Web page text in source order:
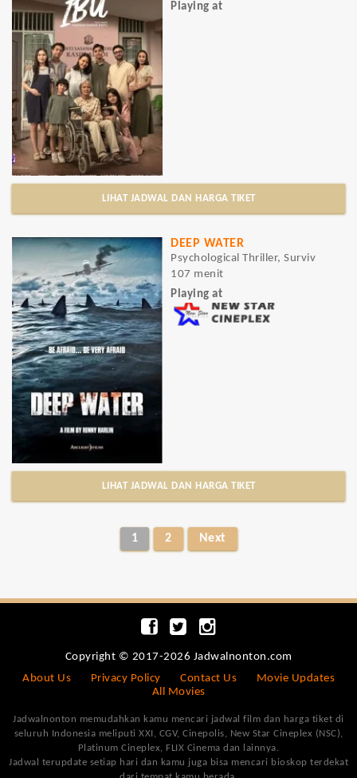
Playing at
LIHAT JADWAL DAN HARGA TIKET
DEEP WATER
Psychological Thriller, Surviv
107 menit
Playing at
LIHAT JADWAL DAN HARGA TIKET
1 2 Next
Copyright © 2017-2026 Jadwalnonton.com
About Us
Privacy Policy Contact Us
Movie Updates
All Movies
Jadwalnonton memudahkan kamu mencari jadwal film dan harga tiket di
seluruh Indonesia meliputi XXI, CGV, Cinepolis, New Star Cineplex (NSC),
Platinum Cineplex, FLIX Cinema dan lainnya.
Jadwal terupdate setiap hari dan kamu juga bisa mencari bioskop terdekat